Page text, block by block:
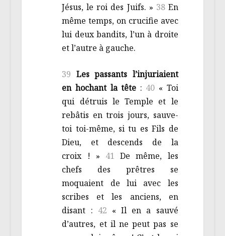
Jésus, le roi des Juifs. » 38 En
même temps, on crucifie avec
lui deux bandits, l’un à droite
et l’autre à gauche.
39 Les passants l’injuriaient
en hochant la tête : 40 « Toi
qui détruis le Temple et le
rebâtis en trois jours, sauve-
toi toi-même, si tu es Fils de
Dieu, et descends de la
croix ! » 41De même, les
chefs des prêtres se
moquaient de lui avec les
scribes et les anciens, en
disant : 42 « Il en a sauvé
d’autres, et il ne peut pas se